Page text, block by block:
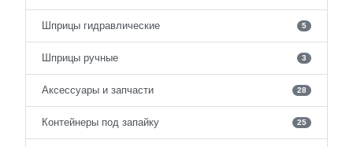
Шприцы гидравлические 5
Шприцы ручные 3
Аксессуары и запчасти 28
Контейнеры под запайку 25